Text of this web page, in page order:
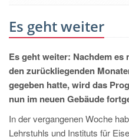
EN
MAGMA Nordamerika, USA
EN
MAGMA Asien-Pazifik,
Es geht weiter
Es geht weiter: Nachdem
den zurückliegenden
gegeben hatte, wird das
nun im neuen Gebäude
In der vergangenen Woche
Lehrstuhls und Instituts für